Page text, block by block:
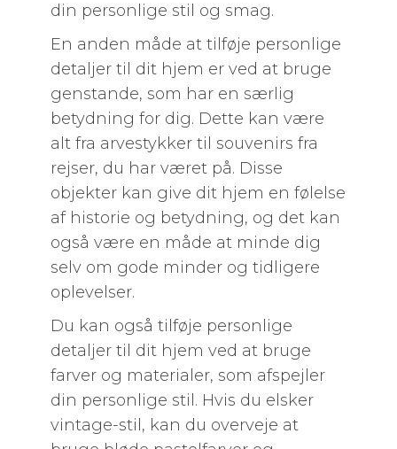
din personlige stil og smag.
En anden måde at tilføje personlige
detaljer til dit hjem er ved at bruge
genstande, som har en særlig
betydning for dig. Dette kan være
alt fra arvestykker til souvenirs fra
rejser, du har været på. Disse
objekter kan give dit hjem en følelse
af historie og betydning, og det kan
også være en måde at minde dig
selv om gode minder og tidligere
oplevelser.
Du kan også tilføje personlige
detaljer til dit hjem ved at bruge
farver og materialer, som afspejler
din personlige stil. Hvis du elsker
vintage-stil, kan du overveje at